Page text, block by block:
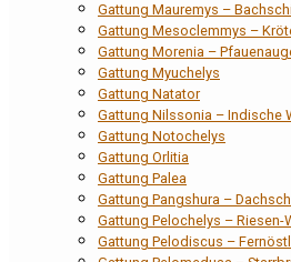
Gattung Mauremys –
Gattung Mesoclemmys –
Gattung Morenia –
Gattung Myuchelys
Gattung Natator
Gattung Nilssonia – Indische
Gattung Notochelys
Gattung Orlitia
Gattung Palea
Gattung Pangshura –
Gattung Pelochelys – Riesen-
Gattung Pelodiscus –